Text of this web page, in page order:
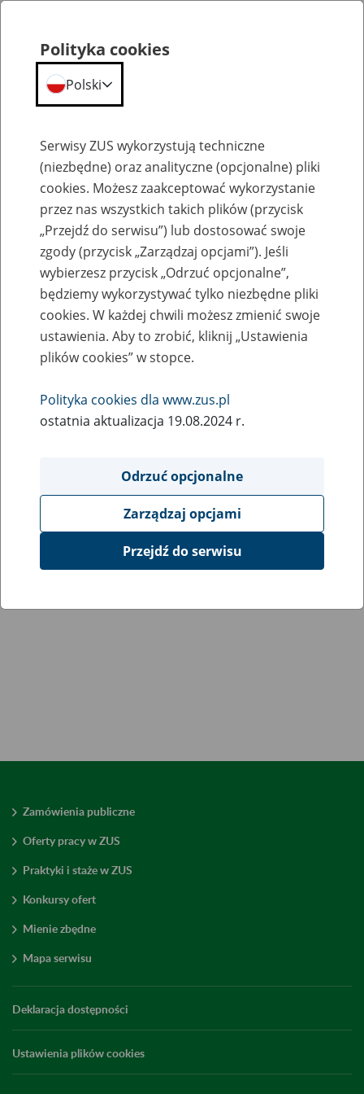
Aktualne ogłoszenia o pracę
Lista ofert pracy dla informatykow erecruiter jest
tymczasowo niedostępny.
Zamówienia publiczne
Oferty pracy w ZUS
Praktyki i staże w ZUS
Konkursy ofert
Mienie zbędne
Mapa serwisu
Deklaracja dostępności
Ustawienia plików cookies
Polityka cookies
Polski
Serwisy ZUS wykorzystują techniczne
(niezbędne) oraz analityczne (opcjonalne) pliki
cookies. Możesz zaakceptować wykorzystanie
przez nas wszystkich takich plików (przycisk
„Przejdź do serwisu”) lub dostosować swoje
zgody (przycisk „Zarządzaj opcjami”). Jeśli
wybierzesz przycisk „Odrzuć opcjonalne”,
będziemy wykorzystywać tylko niezbędne pliki
cookies. W każdej chwili możesz zmienić swoje
ustawienia. Aby to zrobić, kliknij „Ustawienia
plików cookies” w stopce.
Polityka cookies dla www.zus.pl
ostatnia aktualizacja 19.08.2024 r.
Odrzuć opcjonalne
Zarządzaj opcjami
Przejdź do serwisu